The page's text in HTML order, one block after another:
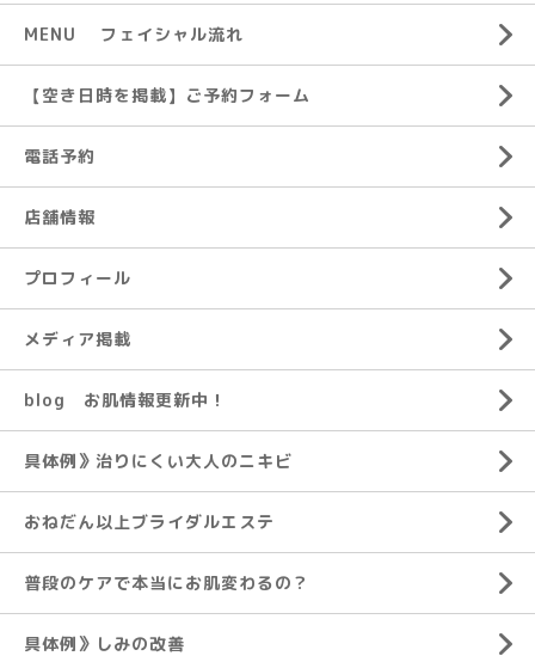
MENU フェイシャル流れ
【空き日時を掲載】ご予約フォーム
電話予約
店舗情報
プロフィール
メディア掲載
blog お肌情報更新中！
具体例》治りにくい大人のニキビ
おねだん以上ブライダルエステ
普段のケアで本当にお肌変わるの？
具体例》しみの改善